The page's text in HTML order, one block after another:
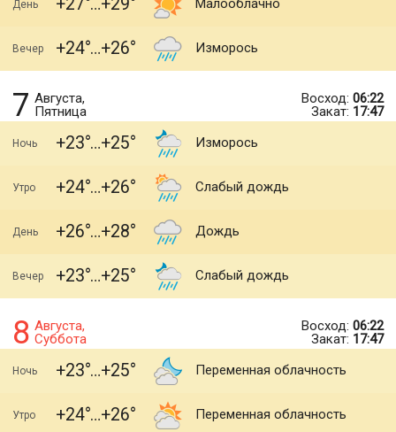
День Малооблачно
Вечер +24 +26 Изморось
7 Августа,
Пятница
Восход: 06:22
Закат: 17:47
Ночь +23 +25 Изморось
Утро +24 +26 Слабый дождь
День +26 +28 Дождь
Вечер +23 +25 Слабый дождь
8 Августа,
Суббота
Восход: 06:22
Закат: 17:47
Ночь +23 +25 Переменная облачность
Утро +24 +26 Переменная облачность